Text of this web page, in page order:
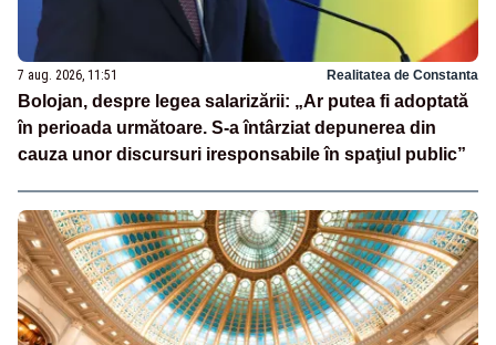
7 aug. 2026, 11:51 Realitatea de Constanta
Bolojan, despre legea salarizării: „Ar putea fi adoptată
în perioada următoare. S-a întârziat depunerea din
cauza unor discursuri iresponsabile în spaţiul public”